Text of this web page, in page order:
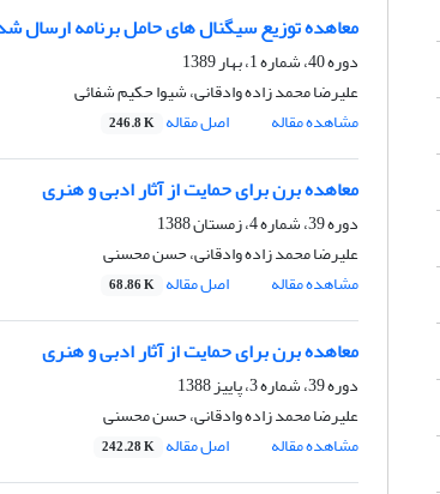
معاهده توزیع سیگنال های حامل برنامه ارسال
دوره 40، شماره 1، بهار 1389
علیرضا محمد زاده وادقانی، شیوا حکیم شفائی
مشاهده مقاله
اصل مقاله 246.8 K
معاهده برن برای حمایت از آثار ادبی و هنری
دوره 39، شماره 4، زمستان 1388
علیرضا محمد زاده وادقانی، حسن محسنی
مشاهده مقاله
اصل مقاله 68.86 K
معاهده برن برای حمایت از آثار ادبی و هنری
دوره 39، شماره 3، پاییز 1388
علیرضا محمد زاده وادقانی، حسن محسنی
مشاهده مقاله
اصل مقاله 242.28 K